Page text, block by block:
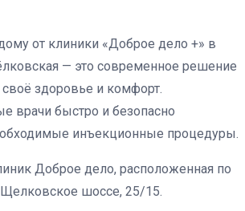
от клиники «Доброе дело +» в
— это современное решение
своё здоровье и комфорт.
врачи быстро и безопасно
инъекционные процедуры.
Доброе дело, расположенная по
шоссе, 25/15.